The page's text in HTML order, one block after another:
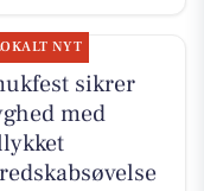
NYT
sikrer
med